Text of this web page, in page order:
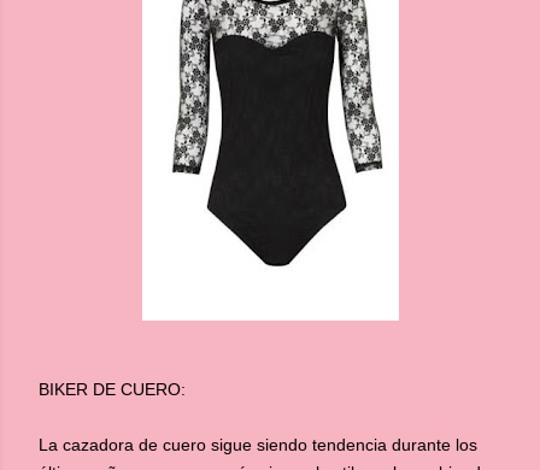
BIKER DE CUERO:
La cazadora de cuero sigue siendo tendencia durante los